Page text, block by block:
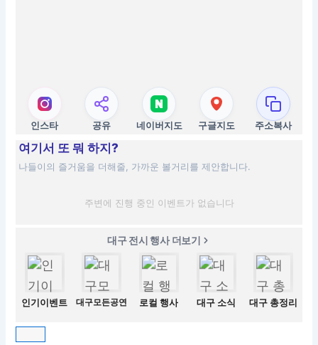
인스타 공유 네이버지도 구글지도 주소복사
여기서 또 뭐 하지?
나들이의 즐거움을 더해줄, 가까운 볼거리를 제안합니다.
주변에 진행 중인 이벤트가 없습니다
대구 전시 행사 더보기
인기이벤트 대구모든공연 로컬 행사 대구 소식 대구 총정리